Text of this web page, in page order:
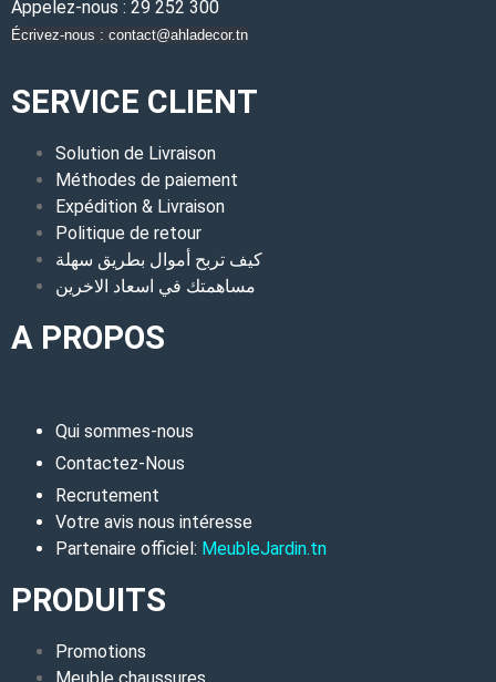
Appelez-nous : 29 252 300
Écrivez-nous : contact@ahladecor.tn
SERVICE CLIENT
Solution de Livraison
Méthodes de paiement
Expédition & Livraison
Politique de retour
كيف تربح أموال بطريق سهلة
مساهمتك في اسعاد الاخرين
A PROPOS
Qui sommes-nous
Contactez-Nous
Recrutement
Votre avis nous intéresse
Partenaire officiel: MeubleJardin.tn
PRODUITS
Promotions